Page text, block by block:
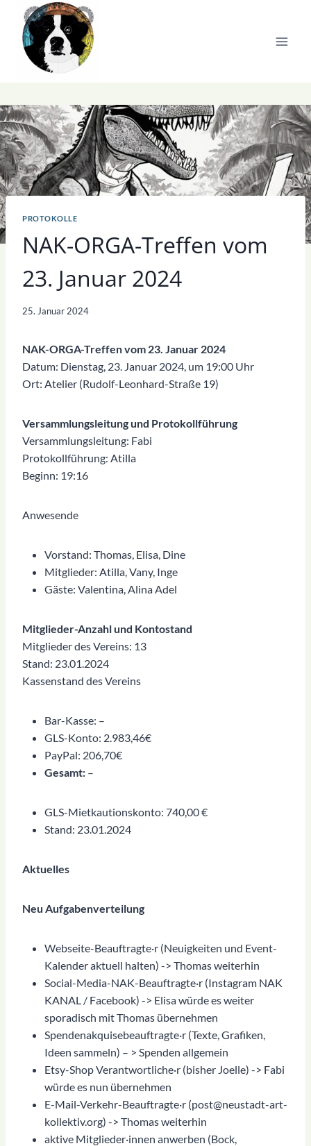
Inhalt
springen
PROTOKOLLE
NAK-ORGA-Treffen vom
23. Januar 2024
25. Januar 2024
NAK-ORGA-Treffen vom 23. Januar 2024
Datum: Dienstag, 23. Januar 2024, um 19:00 Uhr
Ort: Atelier (Rudolf-Leonhard-Straße 19)
Versammlungsleitung und Protokollführung
Versammlungsleitung: Fabi
Protokollführung: Atilla
Beginn: 19:16
Anwesende
Vorstand: Thomas, Elisa, Dine
Mitglieder: Atilla, Vany, Inge
Gäste: Valentina, Alina Adel
Mitglieder-Anzahl und Kontostand
Mitglieder des Vereins: 13
Stand: 23.01.2024
Kassenstand des Vereins
Bar-Kasse: –
GLS-Konto: 2.983,46€
PayPal: 206,70€
Gesamt: –
GLS-Mietkautionskonto: 740,00 €
Stand: 23.01.2024
Aktuelles
Neu Aufgabenverteilung
Webseite-Beauftragte·r (Neuigkeiten und Event-
Kalender aktuell halten) -> Thomas weiterhin
Social-Media-NAK-Beauftragte·r (Instagram NAK
KANAL / Facebook) -> Elisa würde es weiter
sporadisch mit Thomas übernehmen
Spendenakquisebeauftragte·r (Texte, Grafiken,
Ideen sammeln) – > Spenden allgemein
Etsy-Shop Verantwortliche·r (bisher Joelle) -> Fabi
würde es nun übernehmen
E-Mail-Verkehr-Beauftragte·r (post@neustadt-art-
kollektiv.org) -> Thomas weiterhin
aktive Mitglieder·innen anwerben (Bock,